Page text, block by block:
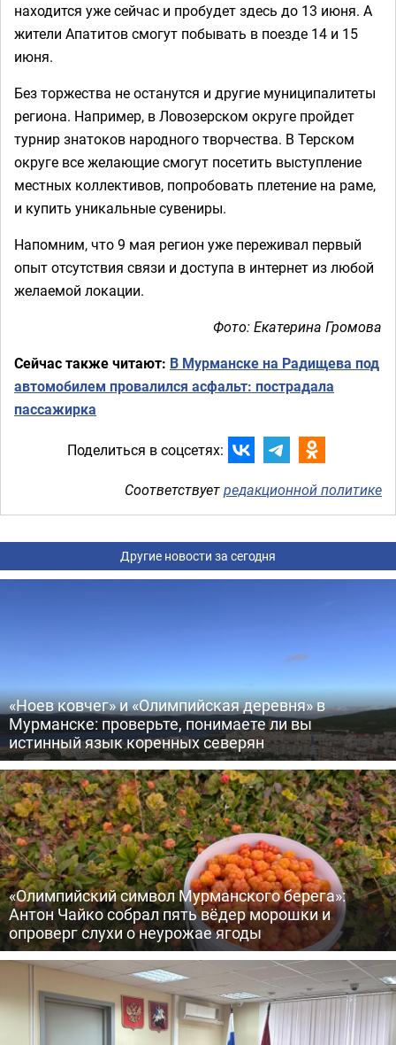
находится уже сейчас и пробудет здесь до 13 июня. А
жители Апатитов смогут побывать в поезде 14 и 15
июня.
Без торжества не останутся и другие муниципалитеты
региона. Например, в Ловозерском округе пройдет
турнир знатоков народного творчества. В Терском
округе все желающие смогут посетить выступление
местных коллективов, попробовать плетение на раме,
и купить уникальные сувениры.
Напомним, что 9 мая регион уже переживал первый
опыт отсутствия связи и доступа в интернет из любой
желаемой локации.
Фото: Екатерина Громова
Сейчас также читают: В Мурманске на Радищева под
автомобилем провалился асфальт: пострадала
пассажирка
Поделиться в соцсетях:
Соответствуетредакционной политике
Другие новости за сегодня
«Ноев ковчег» и «Олимпийская деревня» в
Мурманске: проверьте, понимаете ли вы
истинный язык коренных северян
«Олимпийский символ Мурманского берега»:
Антон Чайко собрал пять вёдер морошки и
опроверг слухи о неурожае ягоды